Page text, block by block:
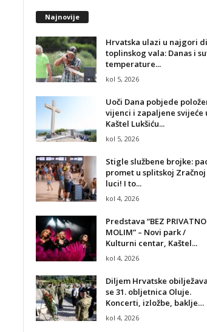
Najnovije
Hrvatska ulazi u najgori
toplinskog vala: Danas i
temperature...
kol 5, 2026
Uoči Dana pobjede
vijenci i zapaljene svijeće
Kaštel Lukšiću...
kol 5, 2026
Stigle službene brojke:
promet u splitskoj Zračnoj
luci! I to...
kol 4, 2026
Predstava “BEZ
MOLIM” – Novi park /
Kulturni centar, Kaštel...
kol 4, 2026
Diljem Hrvatske obilježava
se 31. obljetnica Oluje.
Koncerti, izložbe, baklje…
kol 4, 2026